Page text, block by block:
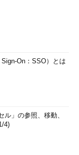
いただいた通り、
On：SSO）とは
」の参照、移動、
4)